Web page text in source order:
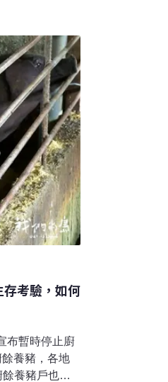
基地遠雄海
跳浪奇緣」
要使命，演
考驗，如何
布暫時停止廚
養豬，各地
養豬戶也面